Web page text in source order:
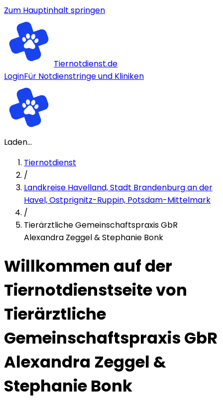
Zum Hauptinhalt springen
Tiernotdienst.de
LoginFür Notdienstringe und Kliniken
Laden...
Tiernotdienst
/
Landkreise Havelland, Stadt Brandenburg an der
Havel, Ostprignitz-Ruppin, Potsdam-Mittelmark
/
Tierärztliche Gemeinschaftspraxis GbR
Alexandra Zeggel & Stephanie Bonk
Willkommen auf der
Tiernotdienstseite von
Tierärztliche
Gemeinschaftspraxis GbR
Alexandra Zeggel &
Stephanie Bonk